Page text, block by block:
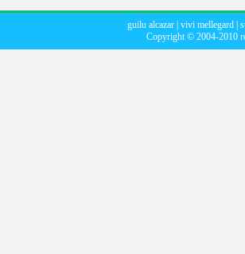
guilu alcazar vivi mellegard
Copyright © 2004-2010